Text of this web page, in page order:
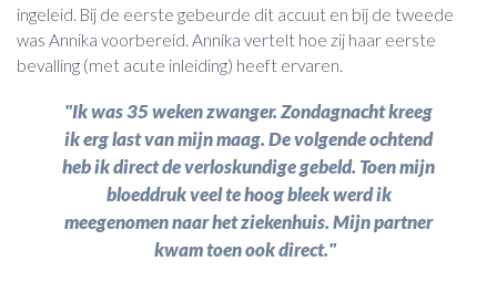
ingeleid. Bij de eerste gebeurde dit accuut en bij de tweede
was Annika voorbereid. Annika vertelt hoe zij haar eerste
bevalling (met acute inleiding) heeft ervaren.
"Ik was 35 weken zwanger. Zondagnacht kreeg
ik erg last van mijn maag. De volgende ochtend
heb ik direct de verloskundige gebeld. Toen mijn
bloeddruk veel te hoog bleek werd ik
meegenomen naar het ziekenhuis. Mijn partner
kwam toen ook direct."